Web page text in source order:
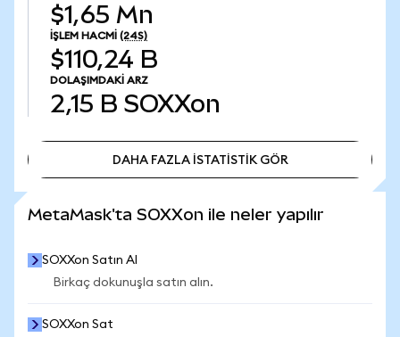
$1,65 Mn
İŞLEM HACMI (24S)
$110,24 B
DOLAŞIMDAKI ARZ
2,15 B SOXXon
DAHA FAZLA İSTATİSTİK GÖR
MetaMask'ta SOXXon ile neler yapılır
SOXXon Satın Al
Birkaç dokunuşla satın alın.
SOXXon Sat